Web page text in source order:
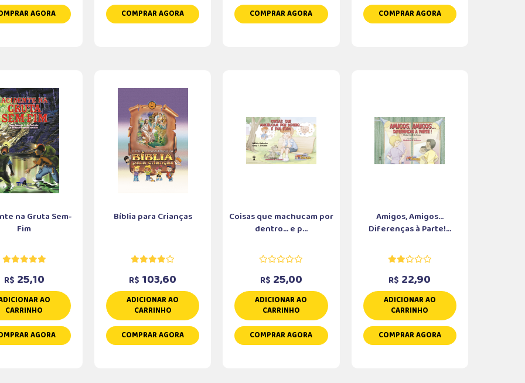
AGORA
COMPRAR AGORA
COMPRAR AGORA
COMPRAR AGORA
na Gruta Sem-
Fim
R$ 25,10
AO
CARRINHO
AGORA
Bíblia para Crianças
R$ 103,60
ADICIONAR AO
CARRINHO
COMPRAR AGORA
Coisas que machucam por
dentro... e p...
R$ 25,00
ADICIONAR AO
CARRINHO
COMPRAR AGORA
Amigos, Amigos...
Diferenças à Parte!...
R$ 22,90
ADICIONAR AO
CARRINHO
COMPRAR AGORA